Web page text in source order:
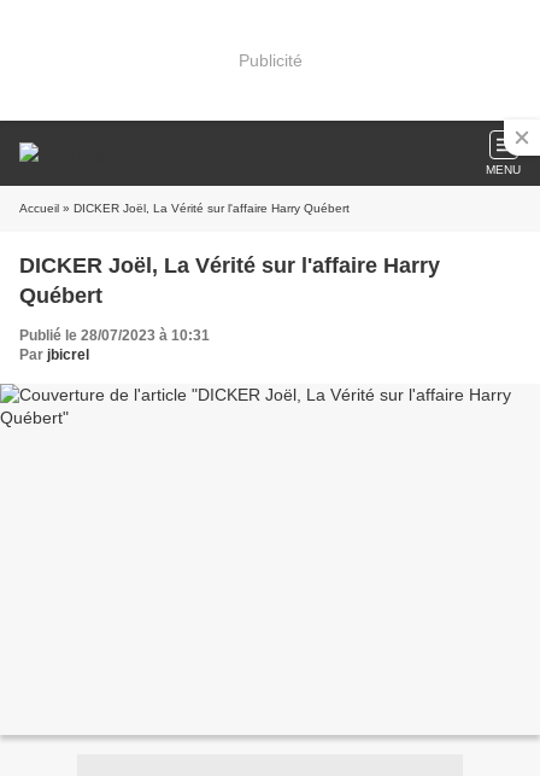
Publicité
MENU
Accueil » DICKER Joël, La Vérité sur l'affaire Harry Québert
DICKER Joël, La Vérité sur l'affaire Harry
Québert
Publié le 28/07/2023 à 10:31
Par jbicrel